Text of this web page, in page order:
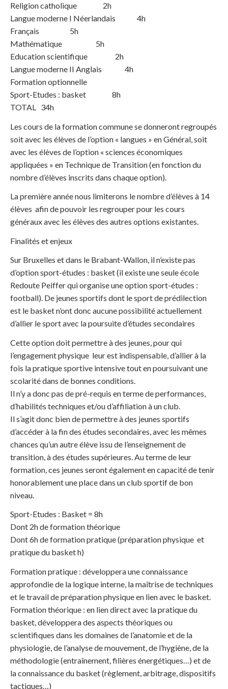
Religion catholique 2h
Langue moderne I Néerlandais 4h
Français 5h
Mathématique 5h
Education scientifique 2h
Langue moderne II Anglais 4h
Formation optionnelle
Sport-Etudes : basket 8h
TOTAL 34h
Les cours de la formation commune se donneront regroupés
soit avec les élèves de l’option « langues » en Général, soit
avec les élèves de l’option « sciences économiques
appliquées » en Technique de Transition (en fonction du
nombre d’élèves inscrits dans chaque option).
La première année nous limiterons le nombre d’élèves à 14
élèves afin de pouvoir les regrouper pour les cours
généraux avec les élèves des autres options existantes.
Finalités et enjeux
Sur Bruxelles et dans le Brabant-Wallon, il n’existe pas
d’option sport-études : basket (il existe une seule école
Redoute Peiffer qui organise une option sport-études :
football). De jeunes sportifs dont le sport de prédilection
est le basket n’ont donc aucune possibilité actuellement
d’allier le sport avec la poursuite d’études secondaires
Cette option doit permettre à des jeunes, pour qui
l’engagement physique leur est indispensable, d’allier à la
fois la pratique sportive intensive tout en poursuivant une
scolarité dans de bonnes conditions.
Il n’y a donc pas de pré-requis en terme de performances,
d’habilités techniques et/ou d’affiliation à un club.
Il s’agit donc bien de permettre à des jeunes sportifs
d’accéder à la fin des études secondaires, avec les mêmes
chances qu’un autre élève issu de l’enseignement de
transition, à des études supérieures. Au terme de leur
formation, ces jeunes seront également en capacité de tenir
honorablement une place dans un club sportif de bon
niveau.
Sport-Etudes : Basket = 8h
Dont 2h de formation théorique
Dont 6h de formation pratique (préparation physique et
pratique du basket h)
Formation pratique : développera une connaissance
approfondie de la logique interne, la maîtrise de techniques
et le travail de préparation physique en lien avec le basket.
Formation théorique : en lien direct avec la pratique du
basket, développera des aspects théoriques ou
scientifiques dans les domaines de l’anatomie et de la
physiologie, de l’analyse de mouvement, de l’hygiène, de la
méthodologie (entraînement, filières énergétiques…) et de
la connaissance du basket (règlement, arbitrage, dispositifs
tactiques…)